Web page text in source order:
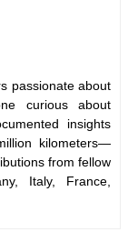
passionate about
curious about
insights
kilometers—
from fellow
Italy, France,